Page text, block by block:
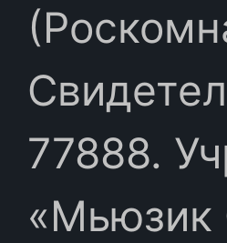
77888.
«Мьюзик